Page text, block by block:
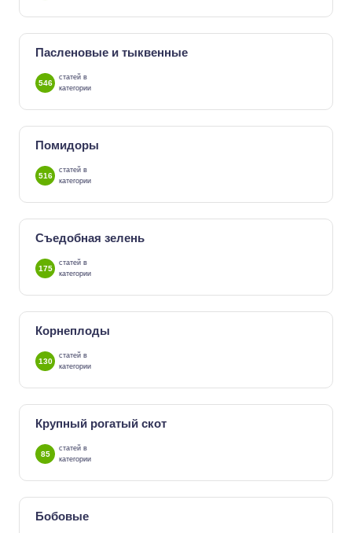
Пасленовые и тыквенные
546
статей в
категории
Помидоры
516
статей в
категории
Съедобная зелень
175
статей в
категории
Корнеплоды
130
статей в
категории
Крупный рогатый скот
85
статей в
категории
Бобовые